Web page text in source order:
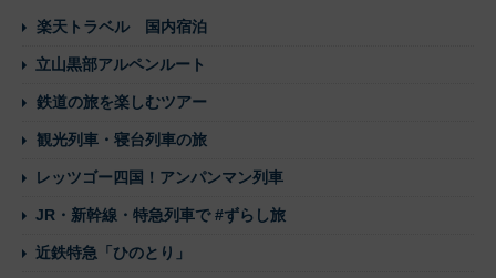
楽天トラベル 国内宿泊
立山黒部アルペンルート
鉄道の旅を楽しむツアー
観光列車・寝台列車の旅
レッツゴー四国！アンパンマン列車
JR・新幹線・特急列車で #ずらし旅
近鉄特急「ひのとり」